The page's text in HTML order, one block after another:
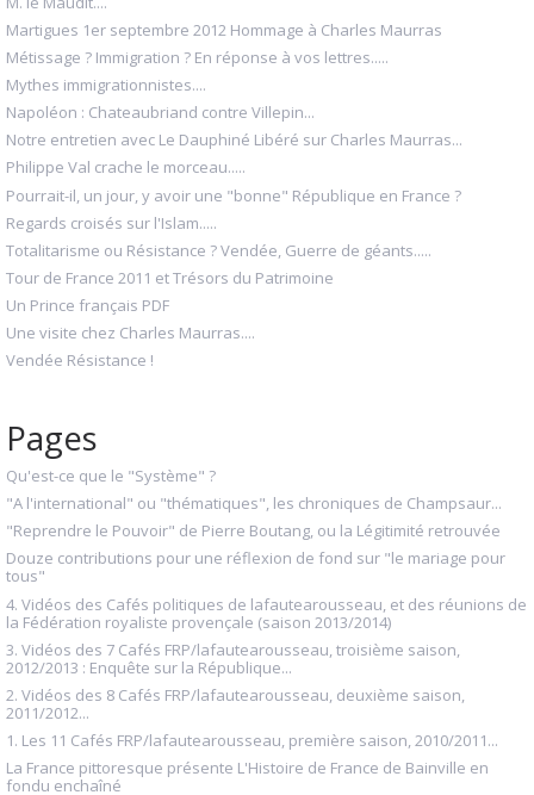
Martigues 1er septembre 2012 Hommage à Charles Maurras
Métissage ? Immigration ? En réponse à vos lettres.....
Mythes immigrationnistes....
Napoléon : Chateaubriand contre Villepin...
Notre entretien avec Le Dauphiné Libéré sur Charles Maurras...
Philippe Val crache le morceau.....
Pourrait-il, un jour, y avoir une "bonne" République en France ?
Regards croisés sur l'Islam.....
Totalitarisme ou Résistance ? Vendée, Guerre de géants.....
Tour de France 2011 et Trésors du Patrimoine
Un Prince français PDF
Une visite chez Charles Maurras....
Vendée Résistance !
Pages
Qu'est-ce que le "Système" ?
"A l'international" ou "thématiques", les chroniques de Champsaur...
"Reprendre le Pouvoir" de Pierre Boutang, ou la Légitimité retrouvée
Douze contributions pour une réflexion de fond sur "le mariage pour
tous"
4. Vidéos des Cafés politiques de lafautearousseau, et des réunions de
la Fédération royaliste provençale (saison 2013/2014)
3. Vidéos des 7 Cafés FRP/lafautearousseau, troisième saison,
2012/2013 : Enquête sur la République...
2. Vidéos des 8 Cafés FRP/lafautearousseau, deuxième saison,
2011/2012...
1. Les 11 Cafés FRP/lafautearousseau, première saison, 2010/2011...
La France pittoresque présente L'Histoire de France de Bainville en
fondu enchaîné